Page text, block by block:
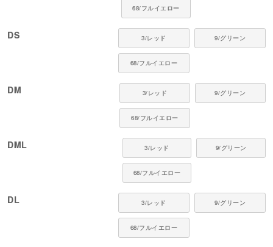
・消臭機能でニオイ対策に対応
・通気性がありムレにくい素材感
●本体：クール・デ・ホットエクス（ポリエステル100%）
●お手入れ：手洗いまたは洗濯ネット使用。アイロンは当て布をして中温。
カニンヘン・ミニチュアダックス、ダックスフンド、シーズー、チワワ、パ
ピヨン、ポメラニアン、マルチーズ、トイプードル、ミニチュアシュナウザ
68/フルイエロー
DS 3/レッド 9/グリーン
68/フルイエロー
DM 3/レッド 9/グリーン
68/フルイエロー
DML 3/レッド 9/グリーン
68/フルイエロー
DL 3/レッド 9/グリーン
68/フルイエロー